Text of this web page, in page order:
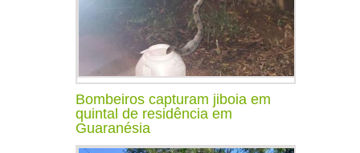
Bombeiros capturam jiboia em
quintal de residência em
Guaranésia